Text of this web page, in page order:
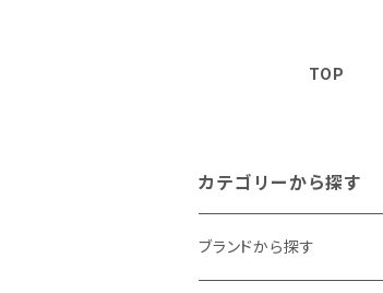
TOP
カテゴリーから探す
ブランドから探す